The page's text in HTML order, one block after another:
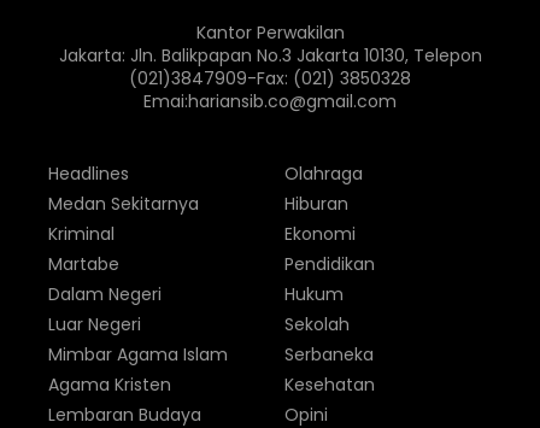
Kantor Perwakilan
Jakarta: Jln. Balikpapan No.3 Jakarta 10130, Telepon
(021)3847909-Fax: (021) 3850328
Emai:hariansib.co@gmail.com
Headlines
Medan Sekitarnya
Kriminal
Martabe
Dalam Negeri
Luar Negeri
Olahraga
Hiburan
Ekonomi
Pendidikan
Hukum
Sekolah
Mimbar Agama Islam
Agama Kristen
Lembaran Budaya
Serbaneka
Kesehatan
Opini